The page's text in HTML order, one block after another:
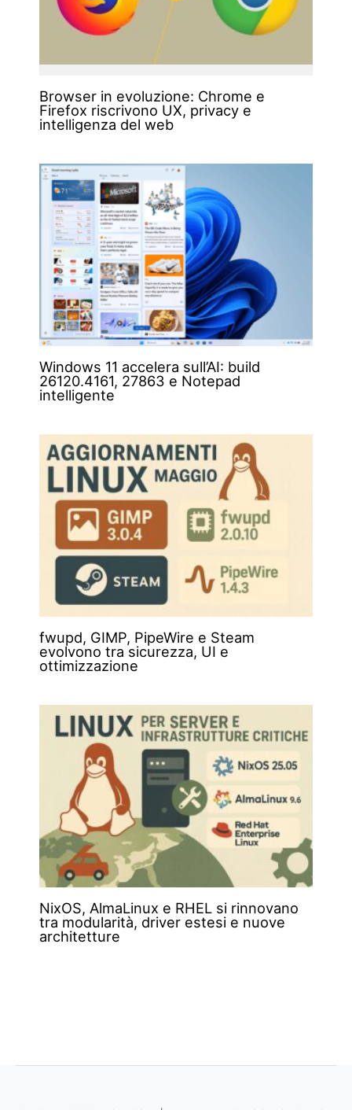
Browser in evoluzione: Chrome e
Firefox riscrivono UX, privacy e
intelligenza del web
Windows 11 accelera sull’AI: build
26120.4161, 27863 e Notepad
intelligente
fwupd, GIMP, PipeWire e Steam
evolvono tra sicurezza, UI e
ottimizzazione
NixOS, AlmaLinux e RHEL si rinnovano
tra modularità, driver estesi e nuove
architetture